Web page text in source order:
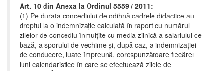
Art. 10 din Anexa la Ordinul 5559 / 2011:
(1) Pe durata concediului de odihnă cadrele didactice au
dreptul la o indemnizație calculată în raport cu numărul
zilelor de concediu înmulțite cu media zilnică a salariului de
bază, a sporului de vechime și, după caz, a indemnizației
de conducere, luate împreună, corespunzătoare fiecărei
luni calendaristice în care se efectuează zilele de